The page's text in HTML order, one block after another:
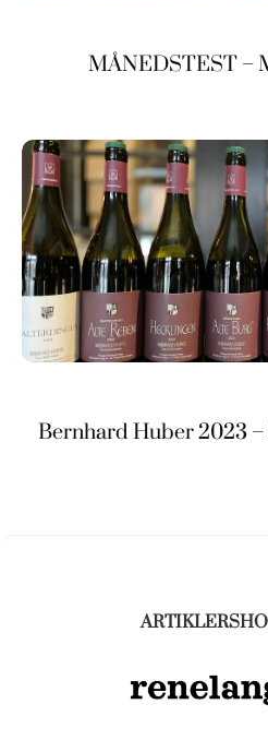
MÅNEDSTEST –
Bernhard Huber 2023 –
ARTIKLER